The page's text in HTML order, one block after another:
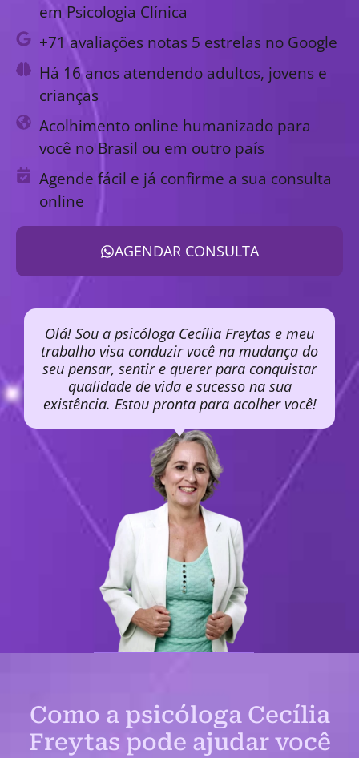
em Psicologia Clínica
+71 avaliações notas 5 estrelas no Google
Há 16 anos atendendo adultos, jovens e
crianças
Acolhimento online humanizado para
você no Brasil ou em outro país
Agende fácil e já confirme a sua consulta
online
AGENDAR CONSULTA
Olá! Sou a psicóloga Cecília Freytas e meu
trabalho visa conduzir você na mudança do
seu pensar, sentir e querer para conquistar
qualidade de vida e sucesso na sua
existência. Estou pronta para acolher você!
Como a psicóloga Cecília
Freytas pode ajudar você